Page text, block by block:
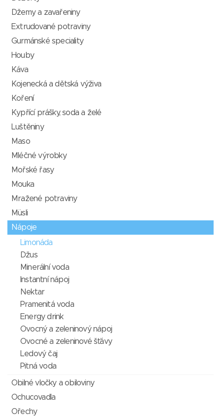
Džemy a zavařeniny
Extrudované potraviny
Gurmánské speciality
Houby
Káva
Kojenecká a dětská výživa
Koření
Kypřící prášky, soda a želé
Luštěniny
Maso
Mléčné výrobky
Mořské řasy
Mouka
Mražené potraviny
Müsli
Nápoje
Limonáda
Džus
Minerální voda
Instantní nápoj
Nektar
Pramenitá voda
Energy drink
Ovocný a zeleninový nápoj
Ovocné a zeleninové šťávy
Ledový čaj
Pitná voda
Obilné vločky a obiloviny
Ochucovadla
Ořechy